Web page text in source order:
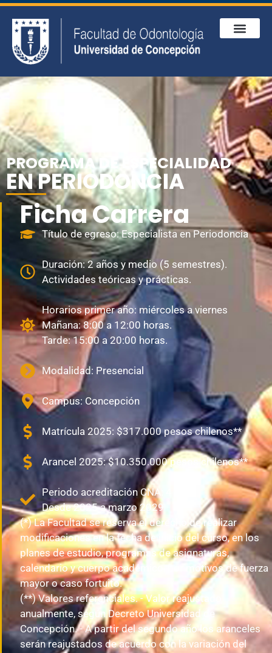
PROGRAMA DE ESPECIALIDAD
EN PERIODONCIA
Ficha Carrera
Título de egreso: Especialista en Periodoncia
Duración: 2 años y medio (5 semestres).
Actividades teóricas y prácticas.
Horarios primer año: miércoles a viernes
Mañana: 8:00 a 12:00 horas.
Tarde: 15:00 a 20:00 horas.
Modalidad: Presencial
Campus: Concepción
Matrícula 2025: $317.000 pesos chilenos**
Arancel 2025: $10.350.000 pesos chilenos**
Periodo acreditación CNA: 4 años
Desde 2025 a marzo 2029
(*) La Facultad se reserva el derecho de realizar
modificaciones en la fecha de inicio del curso, en los
planes de estudio, programas de asignaturas,
calendario y cuerpo académico, por motivos de fuerza
mayor o caso fortuito.
(**) Valores referenciales. - Valor reajustado
anualmente, según Decreto Universidad de
Concepción. - A partir del segundo año los aranceles
serán reajustados de acuerdo con la variación del
índice de precios al consumidor (IPC). - Valor cuota
básica sólo se pagará al ingreso del primer año de la
Especialización